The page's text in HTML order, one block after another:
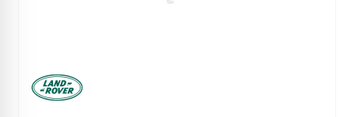
Manufactured by Land rover